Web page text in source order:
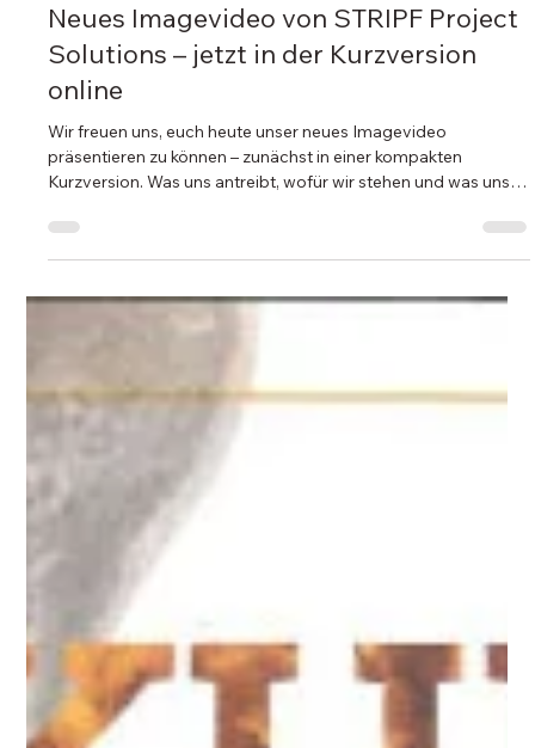
Neues Imagevideo von STRIPF Project
Solutions – jetzt in der Kurzversion
online
Wir freuen uns, euch heute unser neues Imagevideo
präsentieren zu können – zunächst in einer kompakten
Kurzversion. Was uns antreibt, wofür wir stehen und was uns
Leidenschaft, starken Bildern und echten Einblicken zeigen wir,
wer wir sind und was uns jeden Tag motiviert. Ein großes
gemacht haben! Jetzt ansehen und mit uns einen Blick hinter
die Kulissen unsere